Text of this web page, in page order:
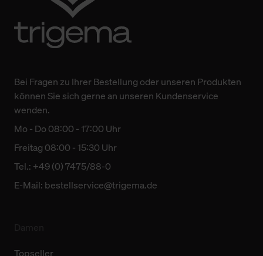
Bei Fragen zu Ihrer Bestellung oder unseren Produkten
können Sie sich gerne an unseren Kundenservice
wenden.
Mo - Do 08:00 - 17:00 Uhr
Freitag 08:00 - 15:30 Uhr
Tel.: +49 (0) 7475/88-0
E-Mail: bestellservice@trigema.de
Topseller